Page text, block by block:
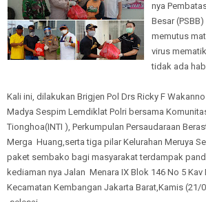
nya
Besar
memutus
virus
tidak ada
Kali ini, dilakukan Brigjen Pol Drs Ricky F
Madya Sespim Lemdiklat Polri bersama
Tionghoa(INTI ), Perkumpulan Persaudaraan
Merga Huang,serta tiga pilar Kelurahan Meruya
paket sembako bagi masyarakat terdampak
kediaman nya Jalan Menara IX Blok 146 No 5 Kav
Kecamatan Kembangan Jakarta Barat,Kamis (21/